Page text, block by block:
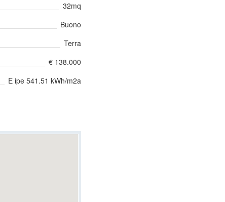
32mq
Buono
Terra
€ 138.000
E ipe 541.51 kWh/m2a